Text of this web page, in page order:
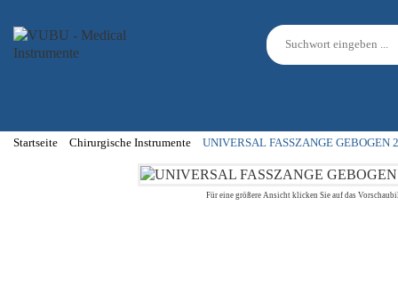
Startseite Chirurgische Instrumente UNIVERSAL FASSZANGE GEBOGEN
Für eine größere Ansicht klicken Sie auf das